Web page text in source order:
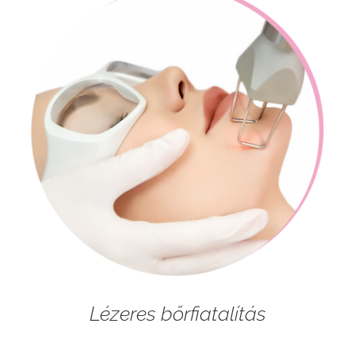
Lézeres bőrfiatalítás